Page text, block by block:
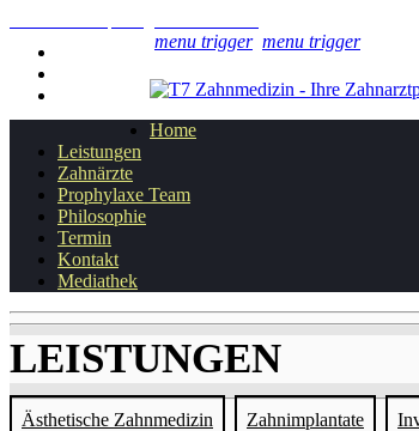
menu trigger menu trigger
Home
Leistungen
Zahnärzte
Prophylaxe Team
Philosophie
Termin
Kontakt
Mediathek
LEISTUNGEN
Ästhetische Zahnmedizin Zahnimplantate